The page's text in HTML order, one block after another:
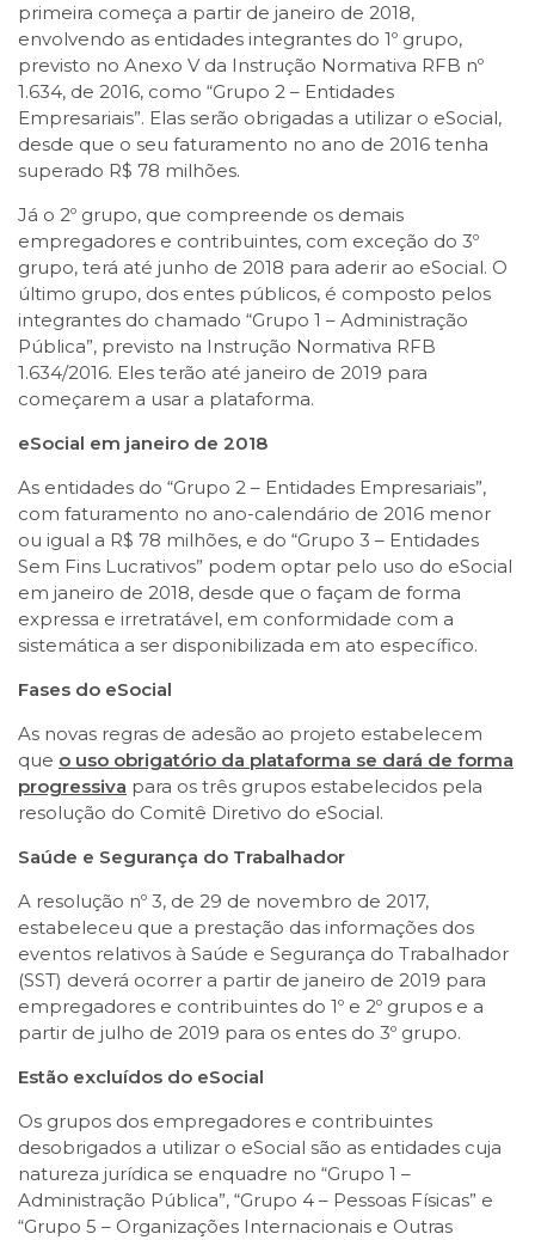
primeira começa a partir de janeiro de 2018,
envolvendo as entidades integrantes do 1º grupo,
previsto no Anexo V da Instrução Normativa RFB nº
1.634, de 2016, como “Grupo 2 – Entidades
Empresariais”. Elas serão obrigadas a utilizar o eSocial,
desde que o seu faturamento no ano de 2016 tenha
superado R$ 78 milhões.
Já o 2º grupo, que compreende os demais
empregadores e contribuintes, com exceção do 3º
grupo, terá até junho de 2018 para aderir ao eSocial. O
último grupo, dos entes públicos, é composto pelos
integrantes do chamado “Grupo 1 – Administração
Pública”, previsto na Instrução Normativa RFB
1.634/2016. Eles terão até janeiro de 2019 para
começarem a usar a plataforma.
eSocial em janeiro de 2018
As entidades do “Grupo 2 – Entidades Empresariais”,
com faturamento no ano-calendário de 2016 menor
ou igual a R$ 78 milhões, e do “Grupo 3 – Entidades
Sem Fins Lucrativos” podem optar pelo uso do eSocial
em janeiro de 2018, desde que o façam de forma
expressa e irretratável, em conformidade com a
sistemática a ser disponibilizada em ato específico.
Fases do eSocial
As novas regras de adesão ao projeto estabelecem
que o uso obrigatório da plataforma se dará de forma
progressiva para os três grupos estabelecidos pela
resolução do Comitê Diretivo do eSocial.
Saúde e Segurança do Trabalhador
A resolução nº 3, de 29 de novembro de 2017,
estabeleceu que a prestação das informações dos
eventos relativos à Saúde e Segurança do Trabalhador
(SST) deverá ocorrer a partir de janeiro de 2019 para
empregadores e contribuintes do 1º e 2º grupos e a
partir de julho de 2019 para os entes do 3º grupo.
Estão excluídos do eSocial
Os grupos dos empregadores e contribuintes
desobrigados a utilizar o eSocial são as entidades cuja
natureza jurídica se enquadre no “Grupo 1 –
Administração Pública”, “Grupo 4 – Pessoas Físicas” e
“Grupo 5 – Organizações Internacionais e Outras